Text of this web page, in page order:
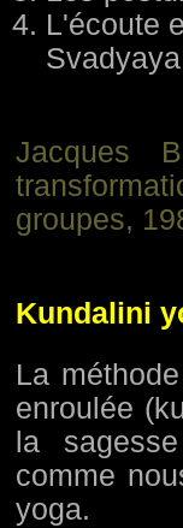
L'écoute
Jacques
groupes,
Kundalini
La
enroulée
la
comme
yoga.